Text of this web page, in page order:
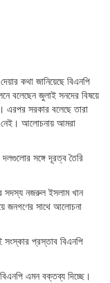
কথা জানিয়েছে বিএনপি
বলেছেন জুলাই সনদের বিষয়ে
এরপর সরকার বলেছে তারা
নেই। আলোচনায় আমরা
সঙ্গে দূরত্ব তৈরি
সদস্য নজরুল ইসলাম খান
জনগণের সাথে আলোচনা
সংস্কার প্রস্তাব বিএনপি
এমন বক্তব্য দিচ্ছে।